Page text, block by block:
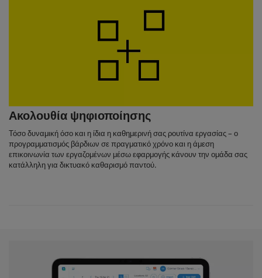
Ακολουθία ψηφιοποίησης
Τόσο δυναμική όσο και η ίδια η καθημερινή σας ρουτίνα εργασίας – ο
προγραμματισμός βάρδιων σε πραγματικό χρόνο και η άμεση
επικοινωνία των εργαζομένων μέσω εφαρμογής κάνουν την ομάδα σας
κατάλληλη για δικτυακό καθαρισμό παντού.